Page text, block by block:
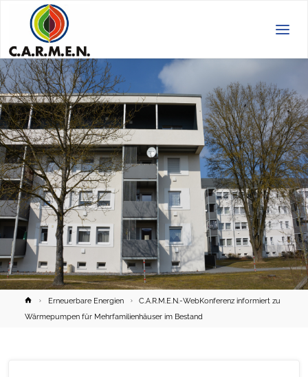
HomeErneuerbare Energien
C.A.R.M.E.N.-WebKonferenz informiert zu
Wärmepumpen für Mehrfamilienhäuser im Bestand